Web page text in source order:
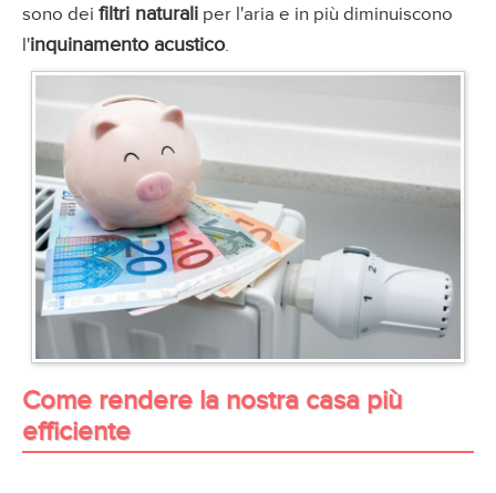
sono dei filtri naturali per l'aria e in più diminuiscono
l'inquinamento acustico.
Come rendere la nostra casa più
efficiente